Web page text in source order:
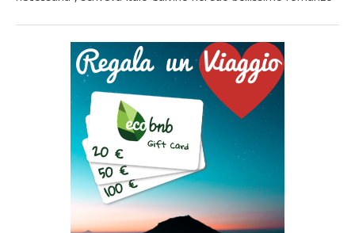
trascorrere tutta la sua vita sugli alberi, osservando il mondo
dall’alto, mi ha sempre affascinato. Dopo aver sposato un
architetto che soffre di vertigini, ho momentaneamente
abbandonato il […]